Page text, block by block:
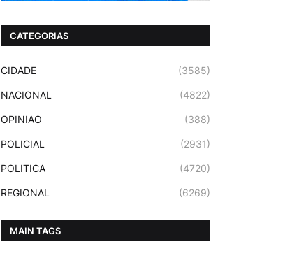
CATEGORIAS
CIDADE (3585)
NACIONAL (4822)
OPINIAO (388)
POLICIAL (2931)
POLITICA (4720)
REGIONAL (6269)
MAIN TAGS